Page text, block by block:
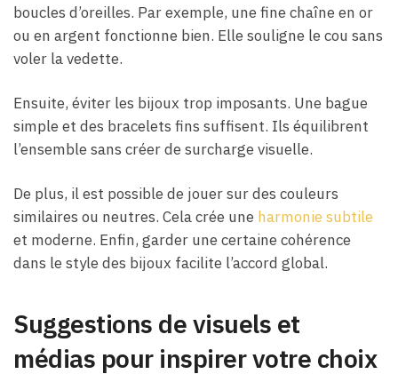
boucles d’oreilles. Par exemple, une fine chaîne en or
ou en argent fonctionne bien. Elle souligne le cou sans
voler la vedette.
Ensuite, éviter les bijoux trop imposants. Une bague
simple et des bracelets fins suffisent. Ils équilibrent
l’ensemble sans créer de surcharge visuelle.
De plus, il est possible de jouer sur des couleurs
similaires ou neutres. Cela crée une harmonie subtile
et moderne. Enfin, garder une certaine cohérence
dans le style des bijoux facilite l’accord global.
Suggestions de visuels et
médias pour inspirer votre choix